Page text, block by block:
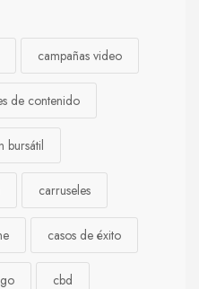
campañas video
de contenido
bursátil
carruseles
casos de éxito
cbd